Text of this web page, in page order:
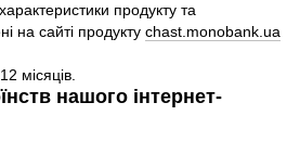
продукту та
на сайті продукту chast.monobank.ua
місяців.
нашого інтернет-